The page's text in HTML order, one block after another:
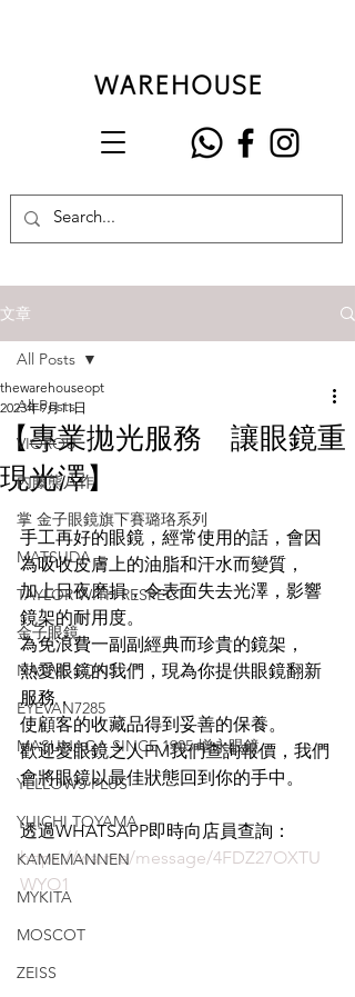
文章
All Posts
VIOROU
內藤熊八作
掌 金子眼鏡旗下賽璐珞系列
MATSUDA
TAYLOR WITH RESPECT
金子眼鏡
NATIVE SONS
EYEVAN7285
MASUNAGA SINCE 1905 增永眼鏡
YELLOWS PLUS
YUICHI TOYAMA
KAMEMANNEN
MYKITA
MOSCOT
ZEISS
All Posts
【專業拋光服務 讓眼鏡重
現光澤】
thewarehouseopt
2023年9月11日
手工再好的眼鏡，經常使用的話，會因
為吸收皮膚上的油脂和汗水而變質，
加上日夜磨損，令表面失去光澤，影響
鏡架的耐用度。
為免浪費一副副經典而珍貴的鏡架，
熱愛眼鏡的我們，現為你提供眼鏡翻新
服務，
使顧客的收藏品得到妥善的保養。
歡迎愛眼鏡之人PM我們查詢報價，我們
會將眼鏡以最佳狀態回到你的手中。
透過WHATSAPP即時向店員查詢：
https://wa.me/message/4FDZ27OXTU
WYO1